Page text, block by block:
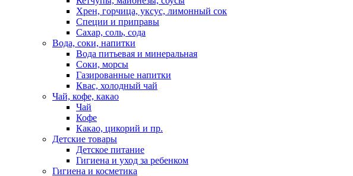
Хрен, горчица, уксус, лимонный сок
Специи и приправы
Сахар, соль, сода
Вода, соки, напитки
Вода питьевая и минеральная
Соки, морсы
Газированные напитки
Квас, холодный чай
Чай, кофе, какао
Чай
Кофе
Какао, цикорий и пр.
Детские товары
Детское питание
Гигиена и уход за ребенком
Гигиена и косметика